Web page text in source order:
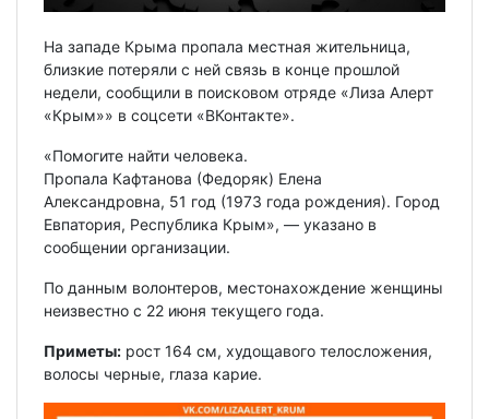
На западе Крыма пропала местная жительница,
близкие потеряли с ней связь в конце прошлой
недели, сообщили в поисковом отряде «Лиза Алерт
«Крым»» в соцсети «ВКонтакте».
«Помогите найти человека.
Пропала Кафтанова (Федоряк) Елена
Александровна, 51 год (1973 года рождения). Город
Евпатория, Республика Крым», — указано в
сообщении организации.
По данным волонтеров, местонахождение женщины
неизвестно с 22 июня текущего года.
Приметы: рост 164 см, худощавого телосложения,
волосы черные, глаза карие.